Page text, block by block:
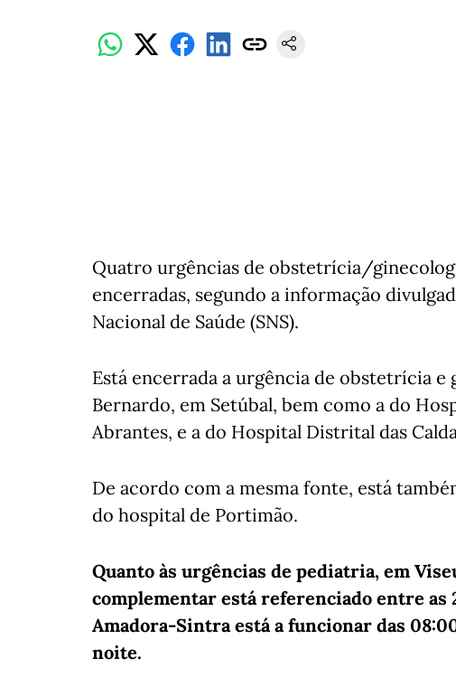
Quatro urgências de obstetrícia/
encerradas, segundo a informação
Nacional de Saúde (SNS).
Está encerrada a urgência de obstetrícia e
Bernardo, em Setúbal, bem como a do
Abrantes, e a do Hospital Distrital das
De acordo com a mesma fonte, está
do hospital de Portimão.
Quanto às urgências de pediatria, em
complementar está referenciado entre as
Amadora-Sintra está a funcionar das
noite.